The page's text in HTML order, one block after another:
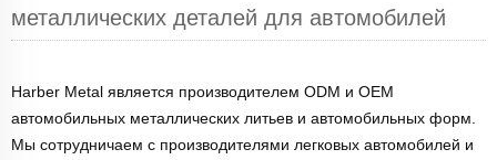
металлических деталей для автомобилей
Harber Metal является производителем ODM и OEM
автомобильных металлических литьев и автомобильных форм.
Мы сотрудничаем с производителями легковых автомобилей и